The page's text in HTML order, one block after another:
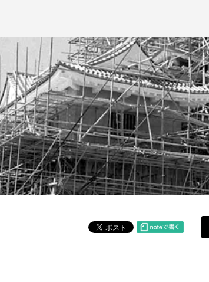
所 消防
届け出や申請をしたい
証明書がほしい
相談をしたい
支払いをしたい
働きたい
遊びたい
事業課
環境政策課